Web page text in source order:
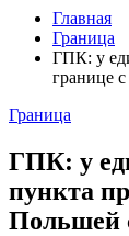
Главная
Граница
ГПК: у
границе
Граница
ГПК: у
пункта
Польшей